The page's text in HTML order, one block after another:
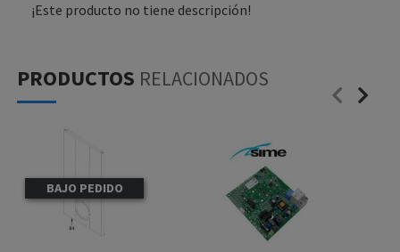
¡Este producto no tiene descripción!
PRODUCTOS RELACIONADOS
BAJO PEDIDO